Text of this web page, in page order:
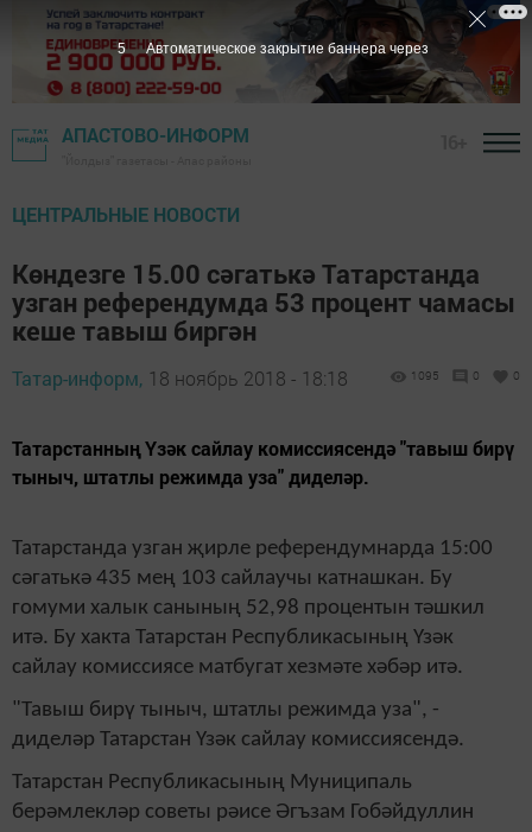
АПАСТОВО-ИНФОРМ
ЦЕНТРАЛЬНЫЕ НОВОСТИ
Көндезге 15.00 сәгатькә Татарстанда
узган референдумда 53 процент чамасы
кеше тавыш биргән
Татар-информ, 18 ноябрь 2018 - 18:18 1095 0 0
Татарстанның Үзәк сайлау комиссиясендә "тавыш бирү
тыныч, штатлы режимда уза" диделәр.
Татарстанда узган җирле референдумнарда 15:00
сәгатькә 435 мең 103 сайлаучы катнашкан. Бу
гомуми халык санының 52,98 процентын тәшкил
итә. Бу хакта Татарстан Республикасының Үзәк
сайлау комиссиясе матбугат хезмәте хәбәр итә.
"Тавыш бирү тыныч, штатлы режимда уза", -
диделәр Татарстан Үзәк сайлау комиссиясендә.
Татарстан Республикасының Муниципаль
берәмлекләр советы рәисе Әгъзам Гобәйдуллин
4 Автоматическое закрытие баннера через